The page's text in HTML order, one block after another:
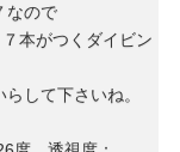
なので
本がつくダイビン
して下さいね。